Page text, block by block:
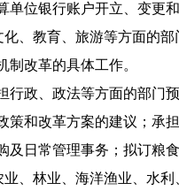
单位银行账户开立、变更
教育、旅游等方面的部
制改革的具体工作。
、政法等方面的部门预
策和改革方案的建议；承
及日常管理事务；拟订粮
林业、海洋渔业、水利